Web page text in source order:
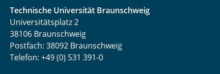
Technische Universität Braunschweig
Universitätsplatz 2
38106 Braunschweig
Postfach: 38092 Braunschweig
Telefon: +49 (0) 531 391-0